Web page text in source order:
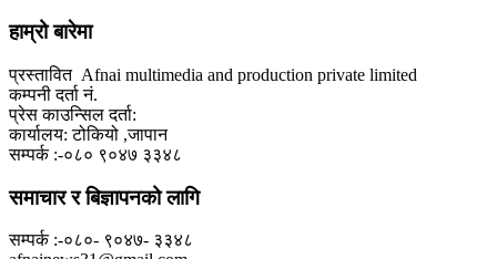
हाम्रो बारेमा
प्रस्तावित Afnai multimedia and production private limited
कम्पनी दर्ता नं.
प्रेस काउन्सिल दर्ता:
कार्यालय: टोकियो ,जापान
सम्पर्क :-०८० ९०४७ ३३४८
समाचार र बिज्ञापनको लागि
सम्पर्क :-०८०- ९०४७- ३३४८